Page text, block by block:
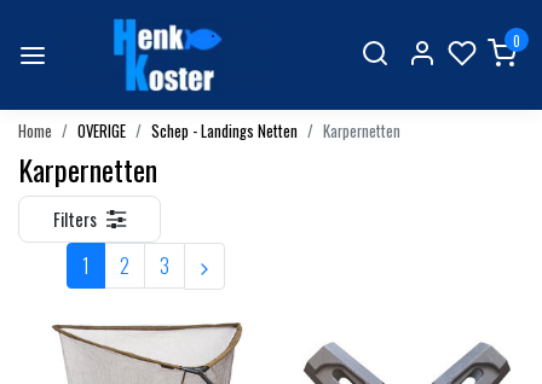
0
Home OVERIGE Schep - Landings Netten Karpernetten
Karpernetten
Filters
1 2 3